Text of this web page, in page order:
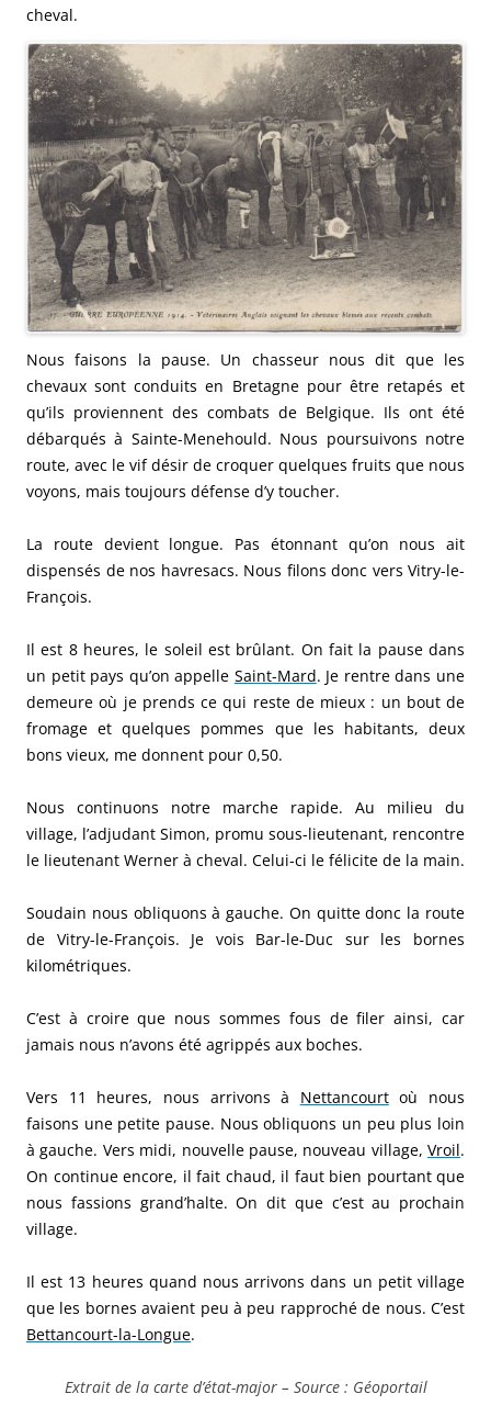
cheval.
Nous faisons la pause. Un chasseur nous dit que les
chevaux sont conduits en Bretagne pour être retapés et
qu’ils proviennent des combats de Belgique. Ils ont été
débarqués à Sainte-Menehould. Nous poursuivons notre
route, avec le vif désir de croquer quelques fruits que nous
voyons, mais toujours défense d’y toucher.
La route devient longue. Pas étonnant qu’on nous ait
dispensés de nos havresacs. Nous filons donc vers Vitry-le-
François.
Il est 8 heures, le soleil est brûlant. On fait la pause dans
un petit pays qu’on appelle Saint-Mard. Je rentre dans une
demeure où je prends ce qui reste de mieux : un bout de
fromage et quelques pommes que les habitants, deux
bons vieux, me donnent pour 0,50.
Nous continuons notre marche rapide. Au milieu du
village, l’adjudant Simon, promu sous-lieutenant, rencontre
le lieutenant Werner à cheval. Celui-ci le félicite de la main.
Soudain nous obliquons à gauche. On quitte donc la route
de Vitry-le-François. Je vois Bar-le-Duc sur les bornes
kilométriques.
C’est à croire que nous sommes fous de filer ainsi, car
jamais nous n’avons été agrippés aux boches.
Vers 11 heures, nous arrivons à Nettancourtoù nous
faisons une petite pause. Nous obliquons un peu plus loin
à gauche. Vers midi, nouvelle pause, nouveau village, Vroil.
On continue encore, il fait chaud, il faut bien pourtant que
nous fassions grand’halte. On dit que c’est au prochain
village.
Il est 13 heures quand nous arrivons dans un petit village
que les bornes avaient peu à peu rapproché de nous. C’est
Bettancourt-la-Longue.
Extrait de la carte d’état-major – Source : Géoportail